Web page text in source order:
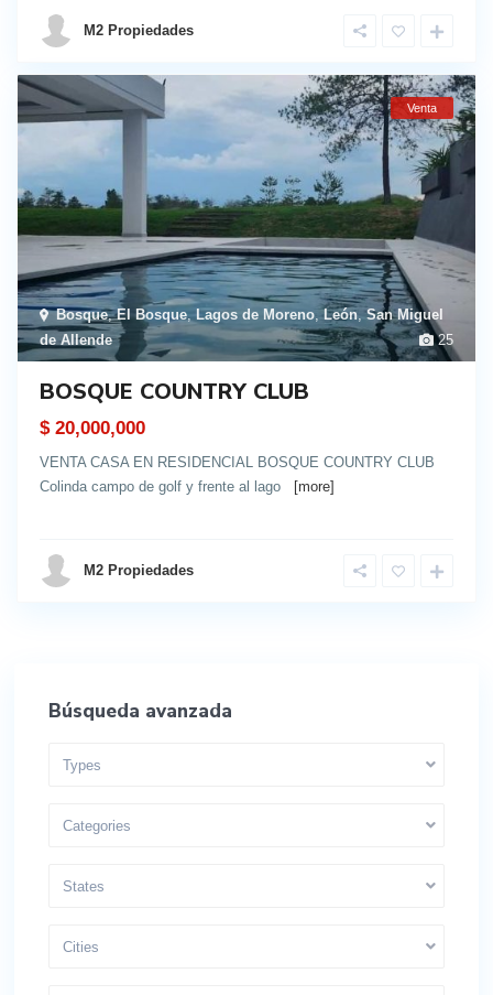
M2 Propiedades
25
Bosque,El Bosque, Lagos de Moreno,León,San Miguel
de Allende
Venta
BOSQUE COUNTRY CLUB
$ 20,000,000
VENTA CASA EN RESIDENCIAL BOSQUE COUNTRY CLUB
Colinda campo de golf y frente al lago
[more]
M2 Propiedades
Búsqueda avanzada
Types
Categories
States
Cities